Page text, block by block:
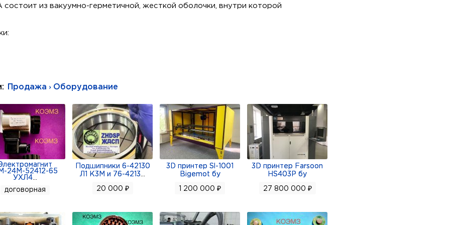
из вакуумно-герметичной, жесткой оболочки, внутри которой
в непрерывном и прерывистом режимах.
как мощный выпрямитель переменного тока, используется в мощных
электроприводах, электросварочных устройствах, электротяговых подстанциях
на сайте:
Продажа › Оборудование
24М-52412-65
УХЛ4
договорная
Подшипники 6-42130
Л1 К3М и 76-4213
20 000 ₽
3D принтер Sl-1001
Bigemot бу
1 200 000 ₽
3D принтер Farsoon
HS403P бу
27 800 000 ₽